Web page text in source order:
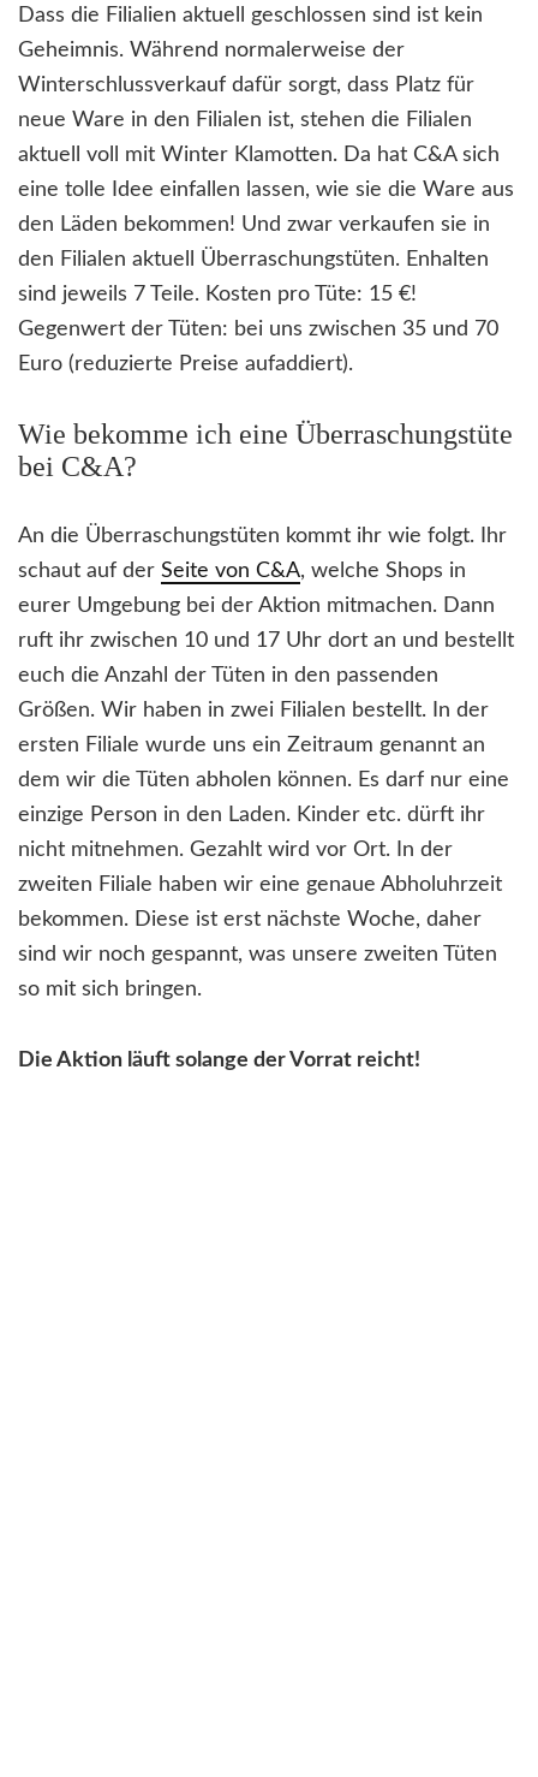
Dass die Filialien aktuell geschlossen sind ist kein
Geheimnis. Während normalerweise der
Winterschlussverkauf dafür sorgt, dass Platz für
neue Ware in den Filialen ist, stehen die Filialen
aktuell voll mit Winter Klamotten. Da hat C&A sich
eine tolle Idee einfallen lassen, wie sie die Ware aus
den Läden bekommen! Und zwar verkaufen sie in
den Filialen aktuell Überraschungstüten. Enhalten
sind jeweils 7 Teile. Kosten pro Tüte: 15 €!
Gegenwert der Tüten: bei uns zwischen 35 und 70
Euro (reduzierte Preise aufaddiert).
Wie bekomme ich eine Überraschungstüte
bei C&A?
An die Überraschungstüten kommt ihr wie folgt. Ihr
schaut auf der Seite von C&A, welche Shops in
eurer Umgebung bei der Aktion mitmachen. Dann
ruft ihr zwischen 10 und 17 Uhr dort an und bestellt
euch die Anzahl der Tüten in den passenden
Größen. Wir haben in zwei Filialen bestellt. In der
ersten Filiale wurde uns ein Zeitraum genannt an
dem wir die Tüten abholen können. Es darf nur eine
einzige Person in den Laden. Kinder etc. dürft ihr
nicht mitnehmen. Gezahlt wird vor Ort. In der
zweiten Filiale haben wir eine genaue Abholuhrzeit
bekommen. Diese ist erst nächste Woche, daher
sind wir noch gespannt, was unsere zweiten Tüten
so mit sich bringen.
Die Aktion läuft solange der Vorrat reicht!